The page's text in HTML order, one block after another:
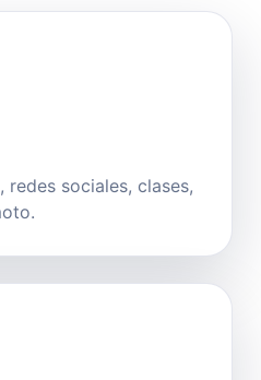
redes sociales, clases,